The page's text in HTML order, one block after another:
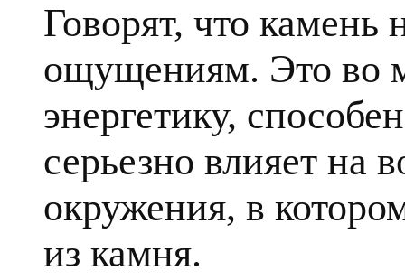
Говорят, что
ощущениям. Это во
энергетику,
серьезно влияет на
окружения, в
из камня.